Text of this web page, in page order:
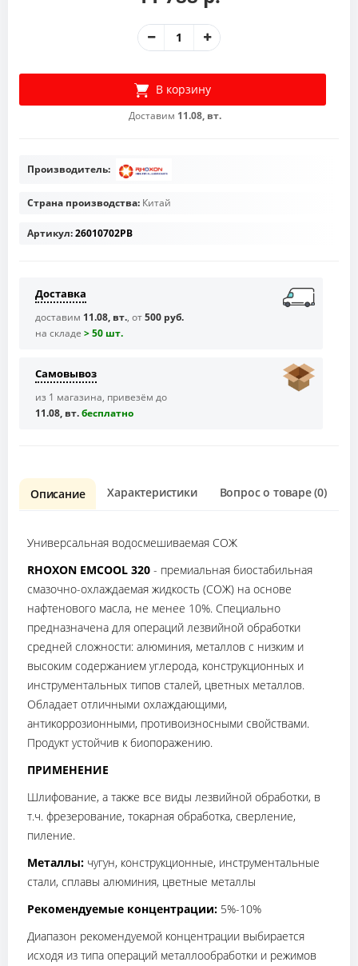
В корзину
Доставим 11.08, вт.
Производитель:
Страна производства: Китай
Артикул:26010702PB
Доставка
доставим 11.08, вт., от500 руб.
на складе > 50 шт.
Самовывоз
из 1 магазина, привезём до
11.08, вт.бесплaтно
Описание Характеристики Вопрос о товаре (0)
Универсальная водосмешиваемая СОЖ
RHOXON EMCOOL 320 - премиальная биостабильная
смазочно-охлаждаемая жидкость (СОЖ) на основе
нафтенового масла, не менее 10%. Специально
предназначена для операций лезвийной обработки
средней сложности: алюминия, металлов с низким и
высоким содержанием углерода, конструкционных и
инструментальных типов сталей, цветных металлов.
Обладает отличными охлаждающими,
антикоррозионными, противоизносными свойствами.
Продукт устойчив к биопоражению.
ПРИМЕНЕНИЕ
Шлифование, а также все виды лезвийной обработки, в
т.ч. фрезерование, токарная обработка, сверление,
пиление.
Металлы: чугун, конструкционные, инструментальные
стали, сплавы алюминия, цветные металлы
Рекомендуемые концентрации: 5%-10%
Диапазон рекомендуемой концентрации выбирается
исходя из типа операций металлообработки и режимов